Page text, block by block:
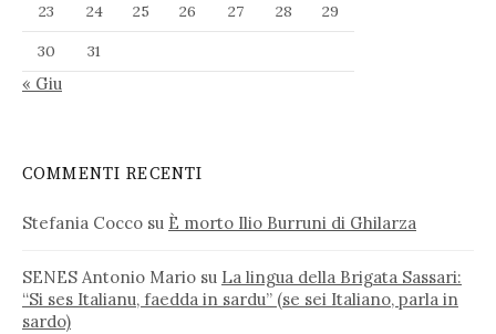
23
24 25 26 27 28
29
30
31
« Giu
COMMENTI RECENTI
Stefania Cocco su È morto Ilio Burruni di Ghilarza
SENES Antonio Mario su La lingua della Brigata Sassari:
“Si ses Italianu, faedda in sardu” (se sei Italiano, parla in
sardo)